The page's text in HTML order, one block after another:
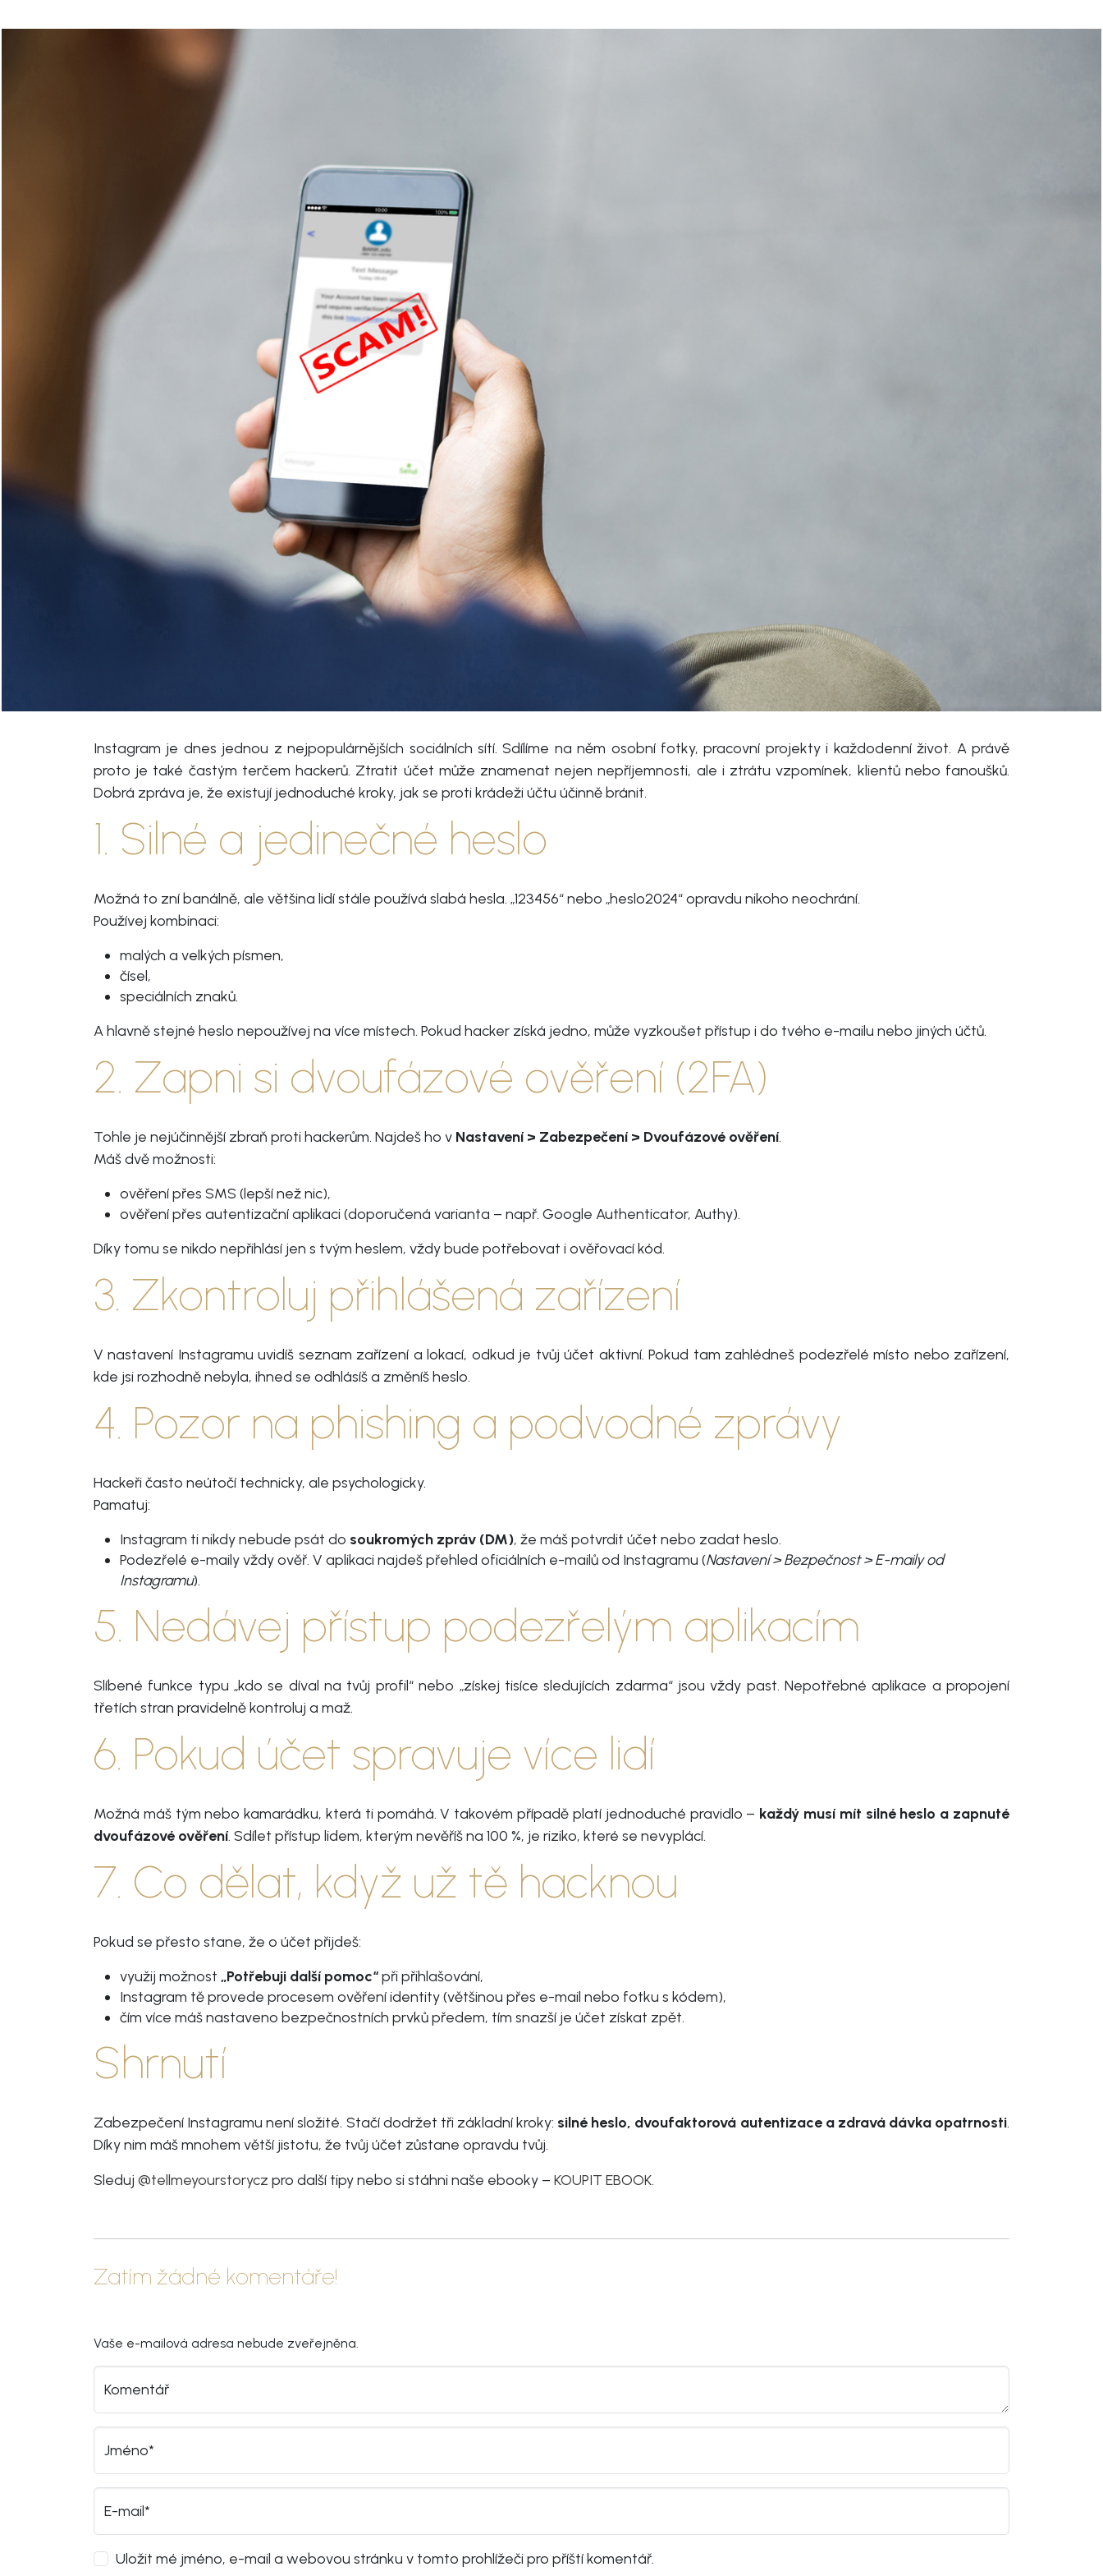
Instagram je dnes jednou z nejpopulárnějších sociálních sítí. Sdílíme na něm osobní fotky, pracovní projekty i každodenní život. A právě
proto je také častým terčem hackerů. Ztratit účet může znamenat nejen nepříjemnosti, ale i ztrátu vzpomínek, klientů nebo fanoušků.
Dobrá zpráva je, že existují jednoduché kroky, jak se proti krádeži účtu účinně bránit.
1. Silné a jedinečné heslo
Možná to zní banálně, ale většina lidí stále používá slabá hesla. „123456“ nebo „heslo2024“ opravdu nikoho neochrání.
Používej kombinaci:
malých a velkých písmen,
čísel,
speciálních znaků.
A hlavně stejné heslo nepoužívej na více místech. Pokud hacker získá jedno, může vyzkoušet přístup i do tvého e-mailu nebo jiných účtů.
2. Zapni si dvoufázové ověření (2FA)
Tohle je nejúčinnější zbraň proti hackerům. Najdeš ho v Nastavení > Zabezpečení > Dvoufázové ověření.
Máš dvě možnosti:
ověření přes SMS (lepší než nic),
ověření přes autentizační aplikaci (doporučená varianta – např. Google Authenticator, Authy).
Díky tomu se nikdo nepřihlásí jen s tvým heslem, vždy bude potřebovat i ověřovací kód.
3. Zkontroluj přihlášená zařízení
V nastavení Instagramu uvidíš seznam zařízení a lokací, odkud je tvůj účet aktivní. Pokud tam zahlédneš podezřelé místo nebo zařízení,
kde jsi rozhodně nebyla, ihned se odhlásíš a změníš heslo.
4. Pozor na phishing a podvodné zprávy
Hackeři často neútočí technicky, ale psychologicky.
Pamatuj:
Instagram ti nikdy nebude psát do soukromých zpráv (DM), že máš potvrdit účet nebo zadat heslo.
Podezřelé e-maily vždy ověř. V aplikaci najdeš přehled oficiálních e-mailů od Instagramu (Nastavení > Bezpečnost > E-maily od
Instagramu).
5. Nedávej přístup podezřelým aplikacím
Slíbené funkce typu „kdo se díval na tvůj profil“ nebo „získej tisíce sledujících zdarma“ jsou vždy past. Nepotřebné aplikace a propojení
třetích stran pravidelně kontroluj a maž.
6. Pokud účet spravuje více lidí
Možná máš tým nebo kamarádku, která ti pomáhá. V takovém případě platí jednoduché pravidlo – každý musí mít silné heslo a zapnuté
dvoufázové ověření. Sdílet přístup lidem, kterým nevěříš na 100 %, je riziko, které se nevyplácí.
7. Co dělat, když už tě hacknou
Pokud se přesto stane, že o účet přijdeš:
využij možnost „Potřebuji další pomoc“při přihlašování,
Instagram tě provede procesem ověření identity (většinou přes e-mail nebo fotku s kódem),
čím více máš nastaveno bezpečnostních prvků předem, tím snazší je účet získat zpět.
Shrnutí
Zabezpečení Instagramu není složité. Stačí dodržet tři základní kroky: silné heslo, dvoufaktorová autentizace a zdravá dávka opatrnosti.
Díky nim máš mnohem větší jistotu, že tvůj účet zůstane opravdu tvůj.
Sleduj @tellmeyourstorycz pro další tipy nebo si stáhni naše ebooky – KOUPIT EBOOK.
Zatím žádné komentáře!
Vaše e-mailová adresa nebude zveřejněna.
Komentář
Jméno*
E-mail*
Uložit mé jméno, e-mail a webovou stránku v tomto prohlížeči pro příští komentář.